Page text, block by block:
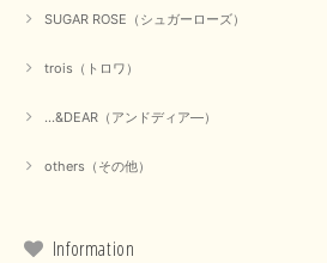
SUGAR ROSE（シュガーローズ）
trois（トロワ）
...&DEAR（アンドディア―）
others（その他）
Information